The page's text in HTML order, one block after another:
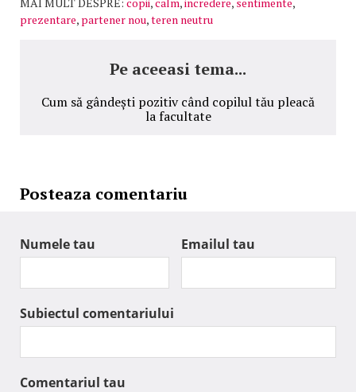
prezentare, partener nou,teren neutru
Pe aceeasi tema...
Cum să gândești pozitiv când copilul tău pleacă
la facultate
Posteaza comentariu
Numele tau Emailul tau
Subiectul comentariului
Comentariul tau